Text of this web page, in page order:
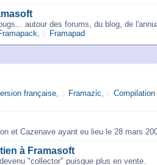
autour des forums, du blog, de
, Framapad
française, Framazic,
et Cazenave ayant eu lieu le 28 mars
à Framasoft
"collector" puisque plus en vente.